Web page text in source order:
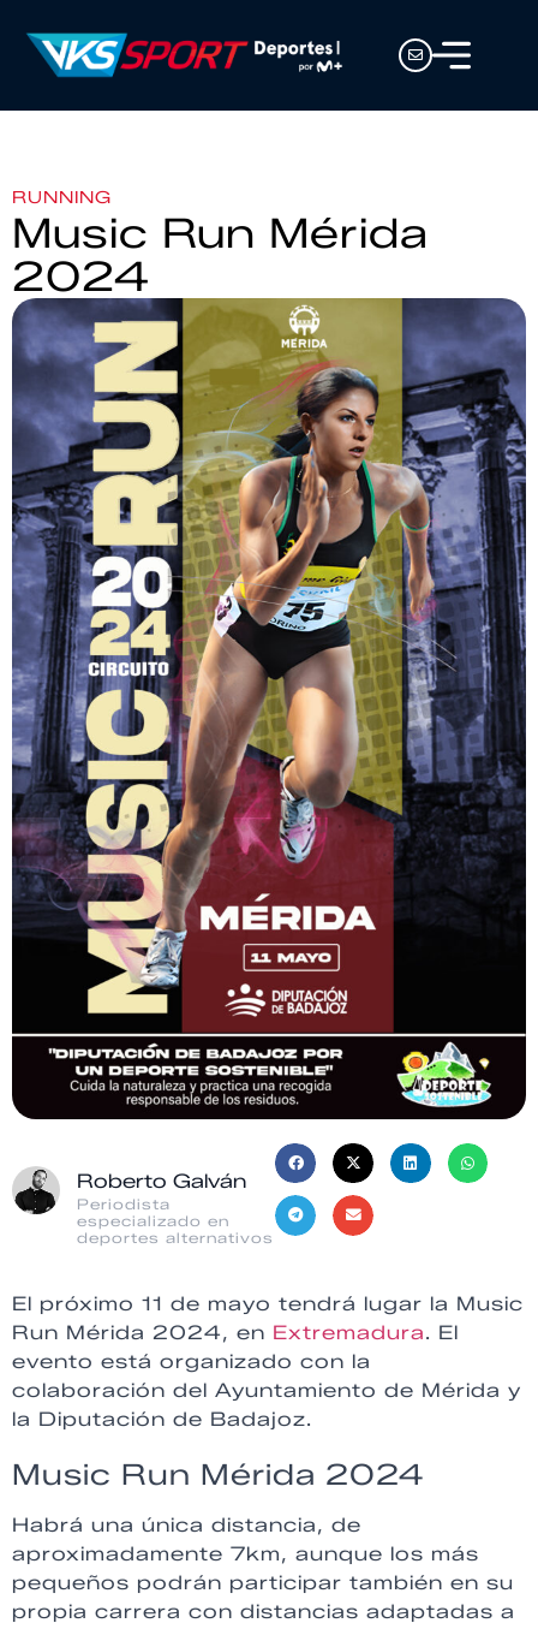
RUNNING
Music Run Mérida
2024
Roberto Galván
Periodista
especializado en
deportes alternativos
El próximo 11 de mayo tendrá lugar la Music
Run Mérida 2024, en Extremadura. El
evento está organizado con la
colaboración del Ayuntamiento de Mérida y
la Diputación de Badajoz.
Music Run Mérida 2024
Habrá una única distancia, de
aproximadamente 7km, aunque los más
pequeños podrán participar también en su
propia carrera con distancias adaptadas a